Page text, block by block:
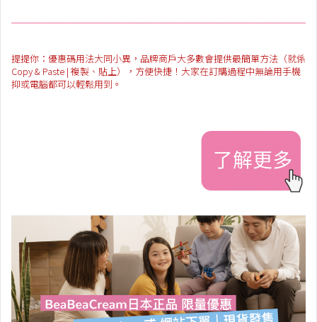
提提你：優惠碼用法大同小異，品牌商戶大多數會提供最簡單方法（就係
Copy & Paste | 複製、貼上），方便快捷！大家在訂購過程中無論用手機
抑或電腦都可以輕鬆用到。